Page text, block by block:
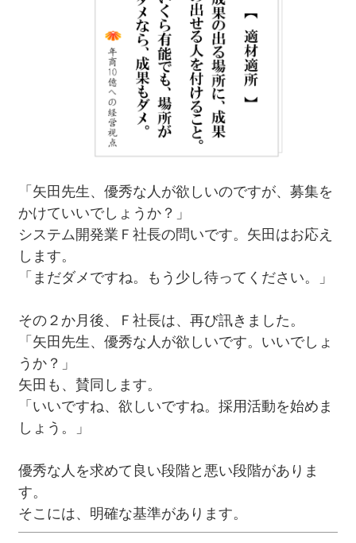
「矢田先生、優秀な人が欲しいのですが、募集を
かけていいでしょうか？」
システム開発業Ｆ社長の問いです。矢田はお応え
します。
「まだダメですね。もう少し待ってください。」
その２か月後、Ｆ社長は、再び訊きました。
「矢田先生、優秀な人が欲しいです。いいでしょ
うか？」
矢田も、賛同します。
「いいですね、欲しいですね。採用活動を始めま
しょう。」
優秀な人を求めて良い段階と悪い段階がありま
す。
そこには、明確な基準があります。